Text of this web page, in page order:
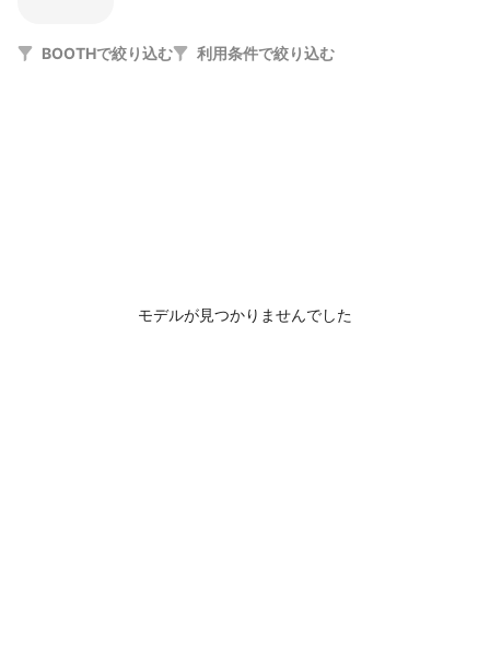
BOOTHで絞り込む 利用条件で絞り込む
モデルが見つかりませんでした